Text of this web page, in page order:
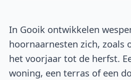
In Gooik ontwikkelen
hoornaarnesten zich, zoals
het voorjaar tot de herfst.
woning, een terras of een